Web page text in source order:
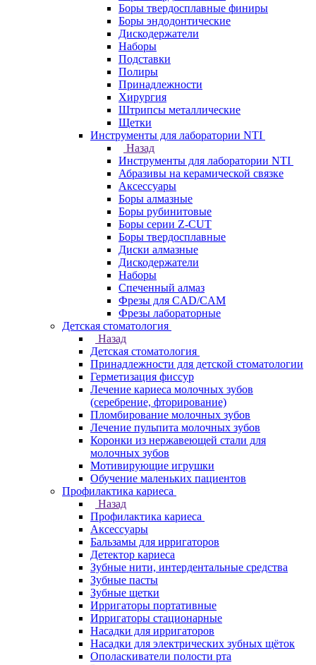
Боры твердосплавные финиры
Боры эндодонтические
Дискодержатели
Наборы
Подставки
Полиры
Принадлежности
Хирургия
Штрипсы металлические
Щетки
Инструменты для лаборатории NTI
Назад
Инструменты для лаборатории NTI
Абразивы на керамической связке
Аксессуары
Боры алмазные
Боры рубинитовые
Боры серии Z-CUT
Боры твердосплавные
Диски алмазные
Дискодержатели
Наборы
Спеченный алмаз
Фрезы для CAD/CAM
Фрезы лабораторные
Детская стоматология
Назад
Детская стоматология
Принадлежности для детской стоматологии
Герметизация фиссур
Лечение кариеса молочных зубов
(серебрение, фторирование)
Пломбирование молочных зубов
Лечение пульпита молочных зубов
Коронки из нержавеющей стали для
молочных зубов
Мотивирующие игрушки
Обучение маленьких пациентов
Профилактика кариеса
Назад
Профилактика кариеса
Аксессуары
Бальзамы для ирригаторов
Детектор кариеса
Зубные нити, интердентальные средства
Зубные пасты
Зубные щетки
Ирригаторы портативные
Ирригаторы стационарные
Насадки для ирригаторов
Насадки для электрических зубных щёток
Ополаскиватели полости рта